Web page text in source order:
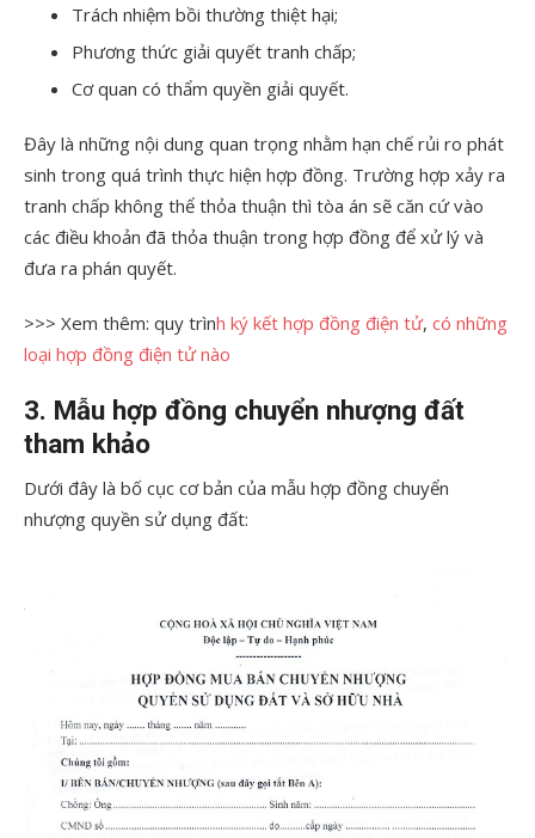
Trách nhiệm bồi thường thiệt hại;
Phương thức giải quyết tranh chấp;
Cơ quan có thẩm quyền giải quyết.
Đây là những nội dung quan trọng nhằm hạn chế rủi ro phát
sinh trong quá trình thực hiện hợp đồng. Trường hợp xảy ra
tranh chấp không thể thỏa thuận thì tòa án sẽ căn cứ vào
các điều khoản đã thỏa thuận trong hợp đồng để xử lý và
đưa ra phán quyết.
>>> Xem thêm: quy trình ký kết hợp đồng điện tử, có những
loại hợp đồng điện tử nào
3. Mẫu hợp đồng chuyển nhượng đất
tham khảo
Dưới đây là bố cục cơ bản của mẫu hợp đồng chuyển
nhượng quyền sử dụng đất: